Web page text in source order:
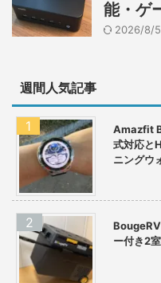
能・ゲ
2026/8/5
週間人気記事
Amazfit
式対応と
ニングウ
ー付き2